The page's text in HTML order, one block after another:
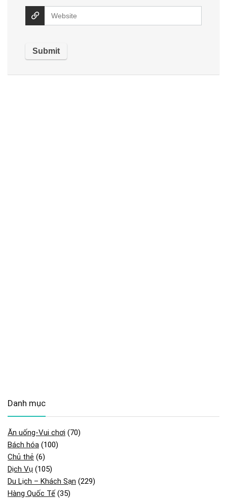
Danh mục
Ăn uống-Vui chơi (70)
Bách hóa (100)
Chủ thẻ (6)
Dịch Vụ (105)
Du Lịch – Khách Sạn (229)
Hàng Quốc Tế (35)